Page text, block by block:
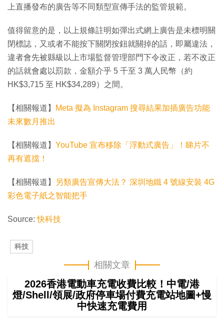
上直播發布的廣告等不同類型宣傳手法的監管規範。
值得留意的是，以上規條註明如彈出式網上廣告是未標明關
閉標誌，又或者不能按下關閉按鈕就關掉的話，即屬違法，
違者會先被縣級以上市場監督管理部門下令改正，若不改正
的話就會處以罰款，金額介乎 5 千至 3 萬人民幣（約
HK$3,715 至 HK$34,289）之間。
【相關報道】
Meta 擬為 Instagram 搜尋結果加插廣告功能
未來數月推出
【相關報道】 YouTube 宣布移除「浮動式廣告」！睇片不
再有遮擋！
【相關報道】
另類廣告宣傳大法？ 深圳地鐵 4 號線安裝 4G
彩色電子紙之智能把手
Source:快科技
科技
相關文章
2026香港電動車充電收費比較！中電/港
燈/Shell/領展/政府停車場付費充電站地圖+慢
中快速充電費用